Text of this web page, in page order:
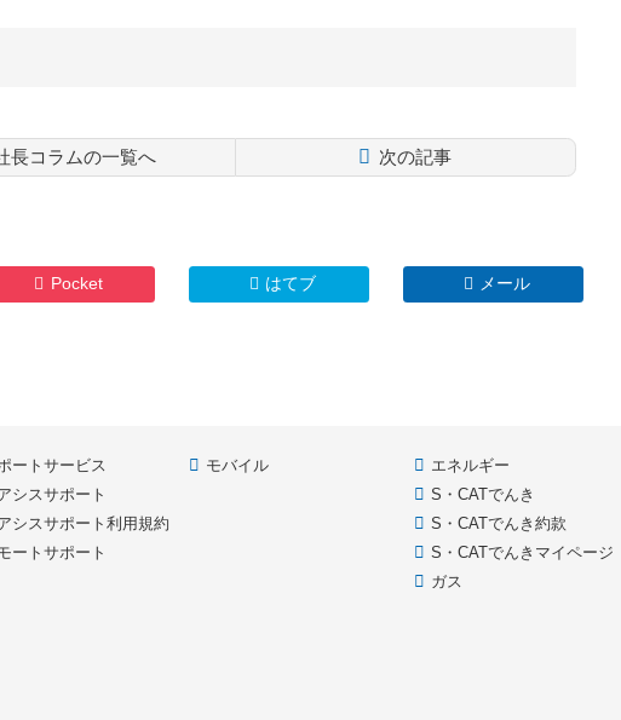
長コラムの一覧へ 次の記事
Pocket はてブ メール
ートサービス
シスサポート
シスサポート利用規約
ートサポート
モバイル
エネルギー
S・CATでんき
S・CATでんき約款
S・CATでんきマイページ
ガス